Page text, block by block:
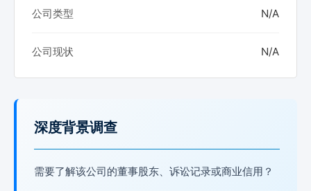
公司类型 N/A
公司现状 N/A
深度背景调查
需要了解该公司的董事股东、诉讼记录或商业信用？